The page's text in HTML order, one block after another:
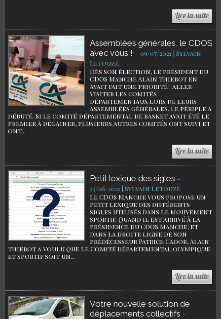
Assemblées générales, le CDOS
avec vous ! - 09/07/2021 | Sylvain
Letouzé
Dès son élection, le président du
CDOS Manche Alain Thiebot en
avait fait une priorité : aller
visiter les comités
départementaux lors de leurs
assemblées générales. Le périple a
débuté. Si le comité départemental de basket avait été le
premier à dégainer, plusieurs autres comités ont suivi et
ont...
Petit lexique des sigles -
23/06/2021 | Sylvain Letouzé
Le CDOS Manche vous propose un
petit lexique des différents
sigles utilisés dans le mouvement
sportif. Quand il est arrivé à la
présidence du CDOS Manche, et
dans la droite ligne de son
prédécesseur Patrice Cador, Alain
Thiebot a voulu que le Comité départemental olympique
et sportif soit un...
Votre nouvelle solution de
déplacements collectifs -